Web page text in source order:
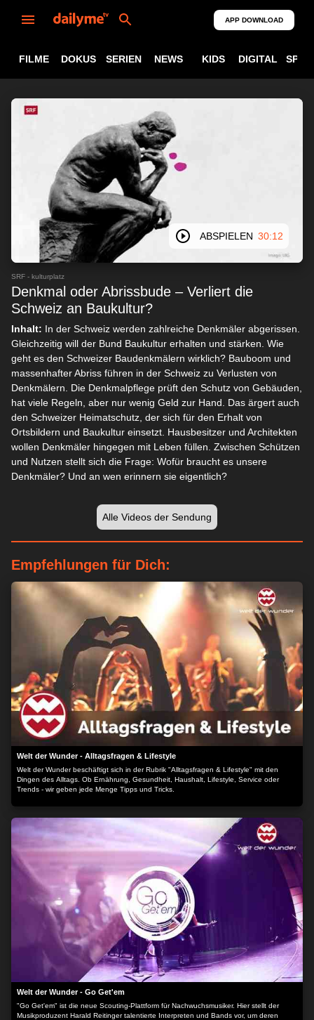
APP DOWNLOAD
FILME DOKUS SERIEN NEWS KIDS DIGITAL
ABSPIELEN 30:12
SRF - kulturplatz
Denkmal oder Abrissbude – Verliert die
Schweiz an Baukultur?
Inhalt: In der Schweiz werden zahlreiche Denkmäler abgerissen.
Gleichzeitig will der Bund Baukultur erhalten und stärken. Wie
geht es den Schweizer Baudenkmälern wirklich? Bauboom und
massenhafter Abriss führen in der Schweiz zu Verlusten von
Denkmälern. Die Denkmalpflege prüft den Schutz von Gebäuden,
hat viele Regeln, aber nur wenig Geld zur Hand. Das ärgert auch
den Schweizer Heimatschutz, der sich für den Erhalt von
Ortsbildern und Baukultur einsetzt. Hausbesitzer und Architekten
wollen Denkmäler hingegen mit Leben füllen. Zwischen Schützen
und Nutzen stellt sich die Frage: Wofür braucht es unsere
Denkmäler? Und an wen erinnern sie eigentlich?
Alle Videos der Sendung
Empfehlungen für Dich:
Welt der Wunder - Alltagsfragen & Lifestyle
Welt der Wunder beschäftigt sich in der Rubrik "Alltagsfragen & Lifestyle" mit den
Dingen des Alltags. Ob Ernährung, Gesundheit, Haushalt, Lifestyle, Service oder
Trends - wir geben jede Menge Tipps und Tricks.
Welt der Wunder - Go Get'em
"Go Get'em" ist die neue Scouting-Plattform für Nachwuchsmusiker. Hier stellt der
Musikproduzent Harald Reitinger talentierte Interpreten und Bands vor, um deren